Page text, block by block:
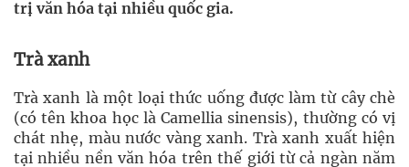
trị văn hóa tại nhiều quốc gia.
Trà xanh
Trà xanh là một loại thức uống được làm từ cây chè
(có tên khoa học là Camellia sinensis), thường có vị
chát nhẹ, màu nước vàng xanh. Trà xanh xuất hiện
tại nhiều nền văn hóa trên thế giới từ cả ngàn năm